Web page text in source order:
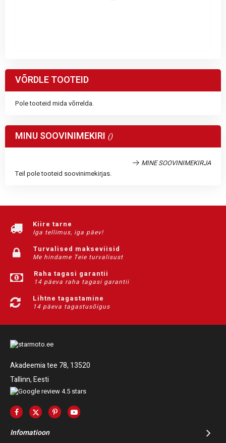
VÕRDLE TOOTEID
Pole tooteid mida võrrelda.
MINU SOOVINIMEKIRI
MINE SOOVINIMEKIRJA
Teil pole tooteid soovinimekirjas.
Kiire tarne
Iga tellimus, iga päev!
Turvalised makseviisid
Me hindame Teie turvalisust
Raha tagasi garantii
14 päeva raha tagasi garantii
Lihtne tagastamine
14 päeva tagastusõigus
Akadeemia tee 78, 13520
Tallinn, Eesti
Infomatioon